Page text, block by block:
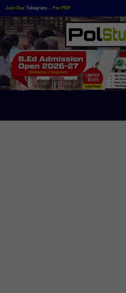
Join OurTelegram... For PDF